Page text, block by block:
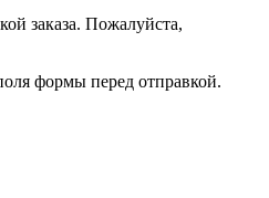
заказа. Пожалуйста,
формы перед отправкой.